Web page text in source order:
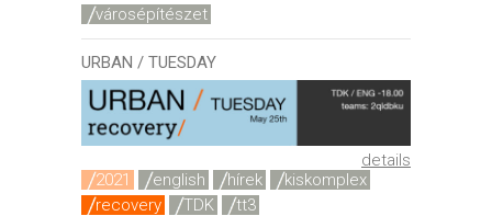
városépítészet
URBAN / TUESDAY
details
2021
english hírek
kiskomplex
recovery
TDK tt3